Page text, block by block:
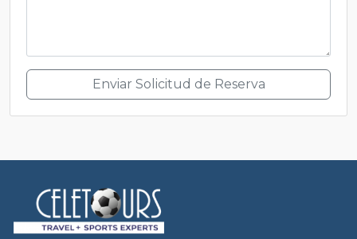
Enviar Solicitud de Reserva